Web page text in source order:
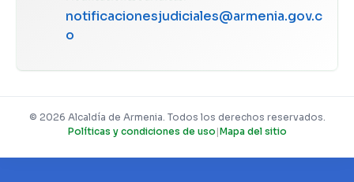
notificacionesjudiciales@armenia.gov.c
o
© 2026 Alcaldía de Armenia. Todos los derechos reservados.
Políticas y condiciones de uso |Mapa del sitio